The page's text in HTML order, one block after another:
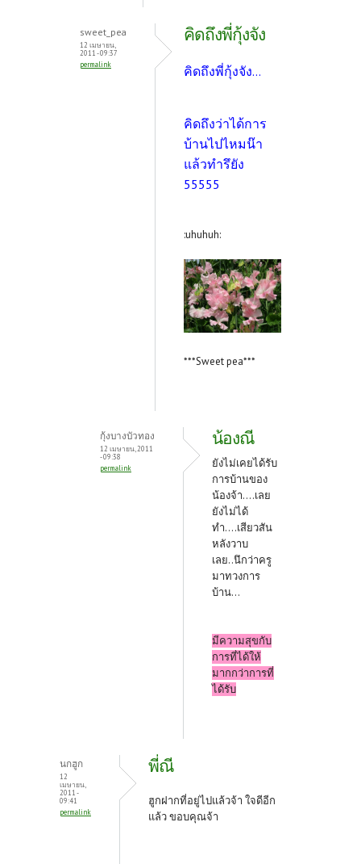
sweet_pea
12 เมษายน,
2011 - 09:37
permalink
คิดถึงพี่กุ้งจัง
คิดถึงพี่กุ้งจัง...
คิดถึงว่าได้การ
บ้านไปไหมน๊า
แล้วทำรึยัง
55555
:uhuhuh:
***Sweet pea***
กุ้งบางบัวทอง
12 เมษายน, 2011
- 09:38
permalink
น้องณี
ยังไม่เคยได้รับ
การบ้านของ
น้องจ้า....เลย
ยังไม่ได้
ทำ....เสียวสัน
หลังวาบ
เลย..นึกว่าครู
มาทวงการ
บ้าน...
มีความสุขกับ
การที่ได้ให้
มากกว่าการที่
ได้รับ
นกฮูก
12
เมษายน,
2011 -
09:41
permalink
พี่ณี
ฮูกฝากที่อยู่ไปแล้วจ้า ใจดีอีก
แล้ว ขอบคุณจ้า